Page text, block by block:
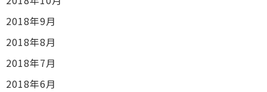
2018年9月
2018年8月
2018年7月
2018年6月